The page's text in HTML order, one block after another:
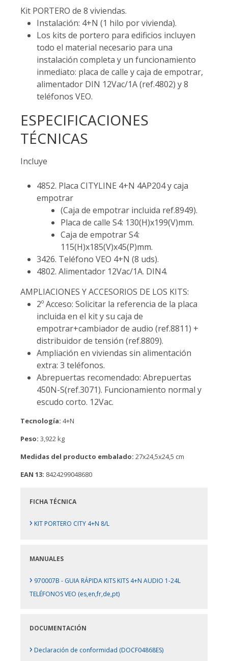
Kit PORTERO de 8 viviendas.
Instalación: 4+N (1 hilo por vivienda).
Los kits de portero para edificios incluyen
todo el material necesario para una
instalación completa y un funcionamiento
inmediato: placa de calle y caja de empotrar,
alimentador DIN 12Vac/1A (ref.4802) y 8
teléfonos VEO.
ESPECIFICACIONES
TÉCNICAS
Incluye
4852. Placa CITYLINE 4+N 4AP204 y caja
empotrar
(Caja de empotrar incluida ref.8949).
Placa de calle S4: 130(H)x199(V)mm.
Caja de empotrar S4:
115(H)x185(V)x45(P)mm.
3426. Teléfono VEO 4+N (8 uds).
4802. Alimentador 12Vac/1A. DIN4.
AMPLIACIONES Y ACCESORIOS DE LOS KITS:
2º Acceso: Solicitar la referencia de la placa
incluida en el kit y su caja de
empotrar+cambiador de audio (ref.8811) +
distribuidor de tensión (ref.8809).
Ampliación en viviendas sin alimentación
extra: 3 teléfonos.
Abrepuertas recomendado: Abrepuertas
450N-S(ref.3071). Funcionamiento normal y
escudo corto. 12Vac.
Tecnología: 4+N
Peso: 3,922 kg
Medidas del producto embalado: 27x24,5x24,5 cm
EAN 13: 8424299048680
FICHA TÉCNICA
› KIT PORTERO CITY 4+N 8/L
MANUALES
› 970007B - GUIA RÁPIDA KITS KITS 4+N AUDIO 1-24L
TELÉFONOS VEO (es,en,fr,de,pt)
DOCUMENTACIÓN
› Declaración de conformidad (DOCF04868ES)